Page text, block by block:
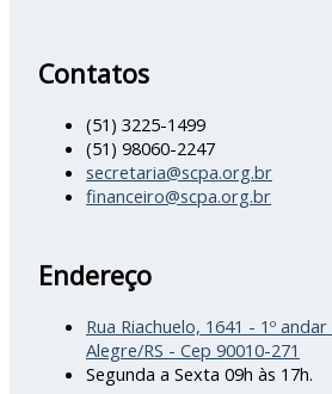
Contatos
(51) 3225-1499
(51) 98060-2247
secretaria@scpa.org.br
financeiro@scpa.org.br
Endereço
Rua Riachuelo, 1641 - 1º
Alegre/RS - Cep 90010-271
Segunda a Sexta 09h às 17h.